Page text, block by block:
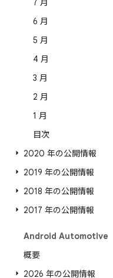
7 月
6 月
5 月
4 月
3 月
2 月
1 月
目次
2020 年の公開情報
2019 年の公開情報
2018 年の公開情報
2017 年の公開情報
Android Automotive
概要
2026 年の公開情報